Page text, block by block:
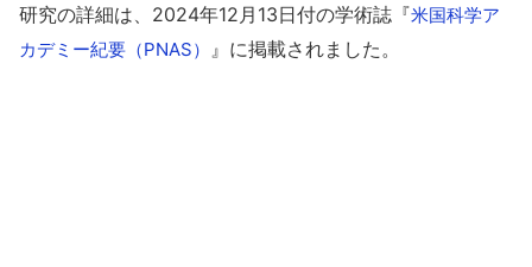
研究の詳細は、2024年12月13日付の学術誌『米国科学ア
カデミー紀要（PNAS）
』に掲載されました。